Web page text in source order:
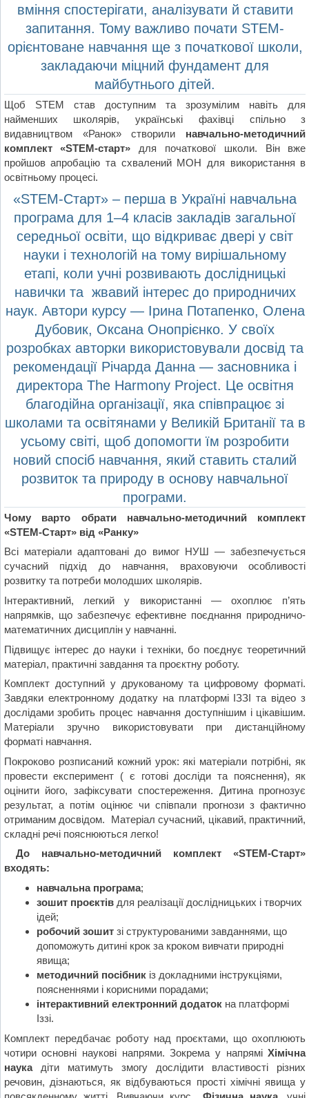
вміння спостерігати, аналізувати й ставити
запитання. Тому важливо почати STEM-
орієнтоване навчання ще з початкової школи,
закладаючи міцний фундамент для
майбутнього дітей.
Щоб STEM став доступним та зрозумілим навіть для
найменших школярів, українські фахівці спільно з
видавництвом «Ранок» створили навчально-методичний
комплект «STEM-старт» для початкової школи. Він вже
пройшов апробацію та схвалений МОН для використання в
освітньому процесі.
«STEM-Старт» – перша в Україні навчальна
програма для 1–4 класів закладів загальної
середньої освіти, що відкриває двері у світ
науки і технологій на тому вирішальному
етапі, коли учні розвивають дослідницькі
навички та жвавий інтерес до природничих
наук. Автори курсу — Ірина Потапенко, Олена
Дубовик, Оксана Онопрієнко. У своїх
розробках авторки використовували досвід та
рекомендації Річарда Данна — засновника і
директора The Harmony Project. Це освітня
благодійна організації, яка співпрацює зі
школами та освітянами у Великій Британії та в
усьому світі, щоб допомогти їм розробити
новий спосіб навчання, який ставить сталий
розвиток та природу в основу навчальної
програми.
Чому варто обрати навчально-методичний комплект
«STEM-Старт» від «Ранку»
Всі матеріали адаптовані до вимог НУШ — забезпечується
сучасний підхід до навчання, враховуючи особливості
розвитку та потреби молодших школярів.
Інтерактивний, легкий у використанні — охоплює п’ять
напрямків, що забезпечує ефективне поєднання природничо-
математичних дисциплін у навчанні.
Підвищує інтерес до науки і техніки, бо поєднує теоретичний
матеріал, практичні завдання та проєктну роботу.
Комплект доступний у друкованому та цифровому форматі.
Завдяки електронному додатку на платформі ІЗЗІ та відео з
дослідами зробить процес навчання доступнішим і цікавішим.
Матеріали зручно використовувати при дистанційному
форматі навчання.
Покроково розписаний кожний урок: які матеріали потрібні, як
провести експеримент ( є готові досліди та пояснення), як
оцінити його, зафіксувати спостереження. Дитина прогнозує
результат, а потім оцінює чи співпали прогнози з фактично
отриманим досвідом. Матеріал сучасний, цікавий, практичний,
складні речі пояснюються легко!
До навчально-методичний комплект «STEM-Старт»
входять:
навчальна програма;
зошит проєктів для реалізації дослідницьких і творчих
ідей;
робочий зошит зі структурованими завданнями, що
допоможуть дитині крок за кроком вивчати природні
явища;
методичний посібник із докладними інструкціями,
поясненнями і корисними порадами;
інтерактивний електронний додаток на платформі
Іззі.
Комплект передбачає роботу над проєктами, що охоплюють
чотири основні наукові напрями. Зокрема у напряміХімічна
наукадіти матимуть змогу дослідити властивості різних
речовин, дізнаються, як відбуваються прості хімічні явища у